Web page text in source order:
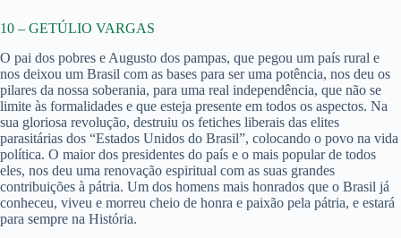
10 – GETÚLIO VARGAS
O pai dos pobres e Augusto dos pampas, que pegou um país rural e
nos deixou um Brasil com as bases para ser uma potência, nos deu os
pilares da nossa soberania, para uma real independência, que não se
limite às formalidades e que esteja presente em todos os aspectos. Na
sua gloriosa revolução, destruiu os fetiches liberais das elites
parasitárias dos “Estados Unidos do Brasil”, colocando o povo na vida
política. O maior dos presidentes do país e o mais popular de todos
eles, nos deu uma renovação espiritual com as suas grandes
contribuições à pátria. Um dos homens mais honrados que o Brasil já
conheceu, viveu e morreu cheio de honra e paixão pela pátria, e estará
para sempre na História.